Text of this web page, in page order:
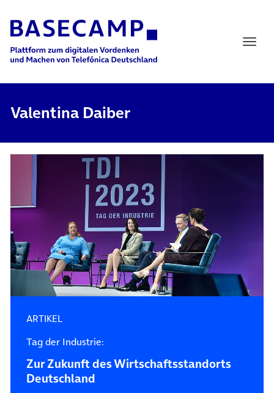
Main Navigation
Valentina Daiber
ARTIKEL
Tag der Industrie:
Zur Zukunft des Wirtschaftsstandorts
Deutschland